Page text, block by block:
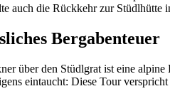
auch die Rückkehr zur
Bergabenteuer
über den Stüdlgrat ist eine
eintaucht: Diese Tour